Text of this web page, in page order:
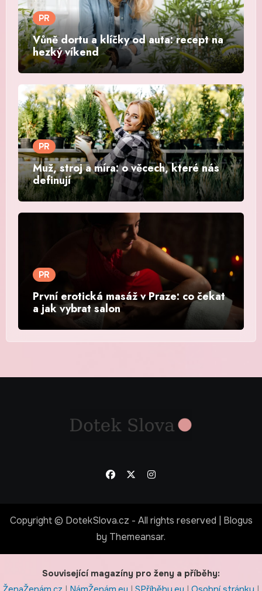
PR
Vůně dortu a klíčky od auta: recept na
hezký víkend
PR
Muž, stroj a míra: o věcech, které nás
definují
PR
První erotická masáž v Praze: co čekat
a jak vybrat salon
Copyright © DotekSlova.cz - All rights reserved
Blogus
by Themeansar.
Související magazíny pro ženy a příběhy: